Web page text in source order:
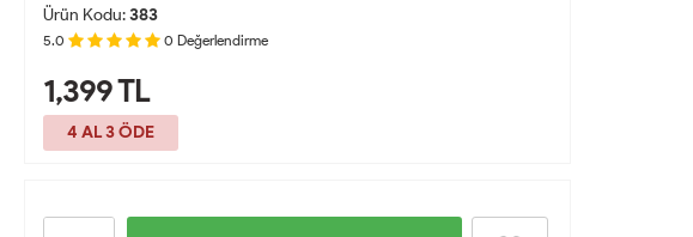
Ürün Kodu:383
5.0 0 Değerlendirme
1,399TL
4 AL 3 ÖDE